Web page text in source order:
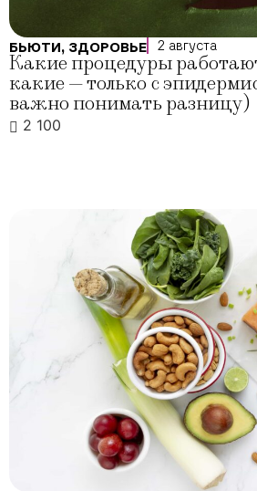
БЬЮТИ, ЗДОРОВЬЕ 2 августа
Какие процедуры
какие — только с
важно понимать разницу)
2 100